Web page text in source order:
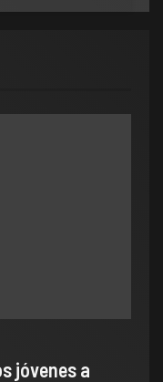
jóvenes a